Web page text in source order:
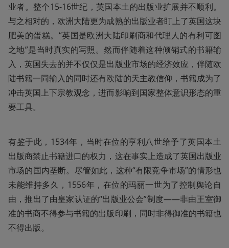
业者。整个15-16世纪，英国本土的出版业扩展并不顺利。
与之相对的，欧洲大陆更为成熟的出版业者盯上了英国这块
肥美的蛋糕。“英国是欧洲大陆印刷商和代理人的有利可图
之地”是当时真实的写照。然而伴随着这种倾销式的书籍输
入，英国失去的并不仅仅是出版业市场的经济效应，伴随欧
陆书籍一同输入的同时还有欧陆的天主教信仰，书籍成为了
冲击英国上下宗教观念，进而影响到国家整体意识形态的重
要工具。
有鉴于此，1534年，当时在位的亨利八世给予了英国本土
出版商禁止书籍进口的权力，这在事实上造成了英国出版业
市场的国内垄断。尽管如此，这种“有限竞争市场”的情形也
未能维持多久，1556年，在位的玛丽一世为了控制舆论自
由，推出了由皇家认证的“出版业公会”制度——非由王室御
准的书商不得参与书籍的出版印刷，同时非得御准的书籍也
不得出版。